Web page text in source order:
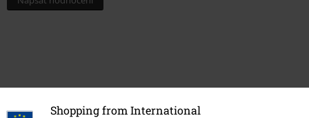
Shopping from International